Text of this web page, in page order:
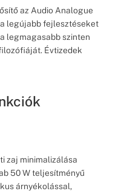
az Audio Analogue
legújabb fejlesztéseket
legmagasabb szinten
Évtizedek
zaj minimalizálása
50 W teljesítményű
árnyékolással,